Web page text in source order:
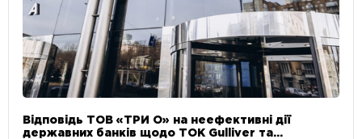
Відповідь ТОВ «ТРИ О» на неефективні дії
державних банків щодо ТОК Gulliver та